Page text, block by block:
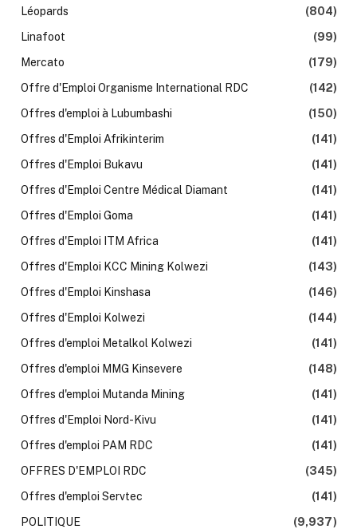
Léopards
(804)
Linafoot
(99)
Mercato
(179)
Offre d'Emploi Organisme International RDC
(142)
Offres d'emploi à Lubumbashi
(150)
Offres d'Emploi Afrikinterim
(141)
Offres d'Emploi Bukavu
(141)
Offres d'Emploi Centre Médical Diamant
(141)
Offres d'Emploi Goma
(141)
Offres d'Emploi ITM Africa
(141)
Offres d'Emploi KCC Mining Kolwezi
(143)
Offres d'Emploi Kinshasa
(146)
Offres d'Emploi Kolwezi
(144)
Offres d'emploi Metalkol Kolwezi
(141)
Offres d'emploi MMG Kinsevere
(148)
Offres d'emploi Mutanda Mining
(141)
Offres d'Emploi Nord-Kivu
(141)
Offres d'emploi PAM RDC
(141)
OFFRES D'EMPLOI RDC
(345)
Offres d'emploi Servtec
(141)
POLITIQUE
(9,937)